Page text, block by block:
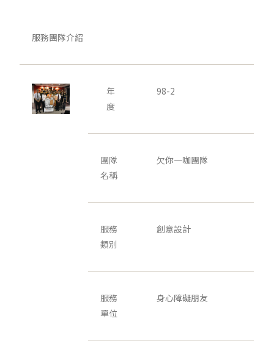
服務團隊介紹
年
度
98-2
團隊
名稱
欠你一咖團隊
服務
類別
創意設計
服務
單位
身心障礙朋友